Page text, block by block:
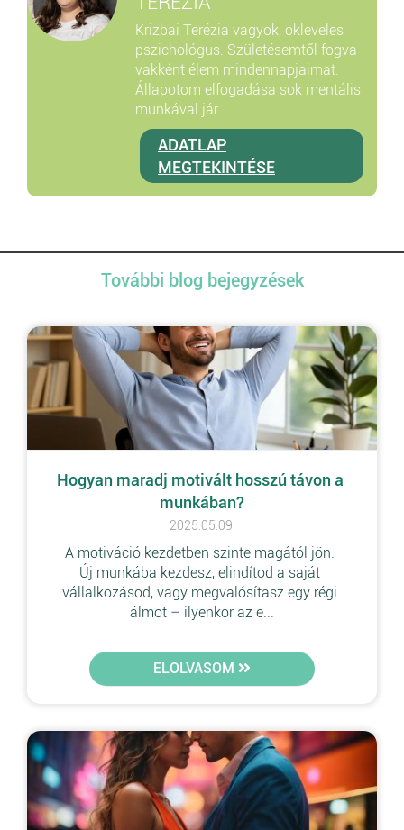
Krizbai Terézia vagyok, okleveles
pszichológus. Születésemtől fogva
vakként élem mindennapjaimat.
Állapotom elfogadása sok mentális
munkával jár...
ADATLAP
MEGTEKINTÉSE
További blog bejegyzések
Hogyan maradj motivált hosszú távon a
munkában?
2025.05.09.
A motiváció kezdetben szinte magától jön.
Új munkába kezdesz, elindítod a saját
vállalkozásod, vagy megvalósítasz egy régi
álmot – ilyenkor az e...
ELOLVASOM